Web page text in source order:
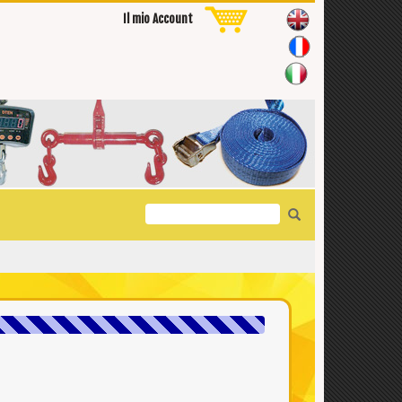
Il mio Account
Search
for: